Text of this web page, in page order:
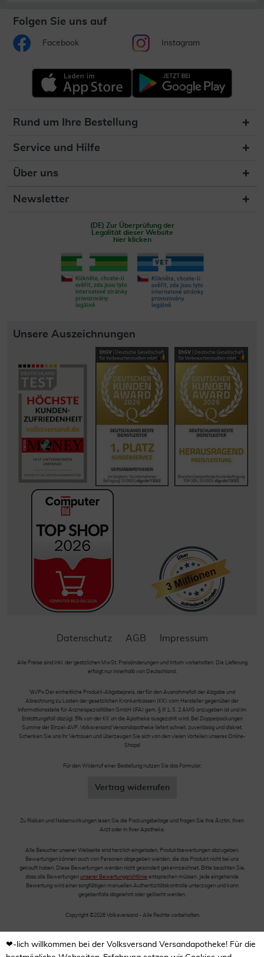
Folgen Sie uns auf
Facebook Instagram
Rund um Ihre Bestellung
Service und Hilfe
Über uns
Newsletter
(DE) Zur Überprüfung der
Legalität dieser Website
hier klicken
Unsere Auszeichnungen
Datenschutz AGB Impressum
Alle Preise sind inkl. der gestzlichen MwSt. Preisänderungen und Irrtum vorbehalten. Die Lieferung
erfolgt nur innerhalb von Deutschland.
*AVP= Der einheitliche Produkt-Abgabepreis, der für den Ausnahmefall der Abgabe und
Abrechnung zu Lasten der gesetzlichen Krankenkassen (KK) vom Hersteller gegenüber der
Informationsstelle für Arzneispezialitäten GmbH (IFA) gem. § III 1, S. 2 AMG anzugeben ist und im
Erstattungsfall abzügl. 5% von der KK an die Apotheke ausgezahlt wird. Bei Doppelpackungen
Summe der Einzel-AVP. Volksversand Versandapotheke liefert schnell, zuverlässig und diskret.
Schenken Sie uns Ihr Vertrauen und überzeugen Sie sich von den vielen Vorteilen unseres Online-
Shops!
Für den Widerruf einer Bestellung nutzen Sie das Formular:
Vertrag widerrufen
Zu Risiken und Nebenwirkungen lesen Sie die Packungsbeilage und fragen Sie Ihre Ärztin, Ihren
Arzt oder in Ihrer Apotheke.
Alle Besucher unserer Webseite sind herzlich eingeladen, Produktbewertungen abzugeben.
Bewertungen können auch von Personen abgegeben werden, die das Produkt nicht bei uns
gekauft haben. Diese Bewertungen werden nicht gesondert gekennzeichnet. Bitte beachten Sie,
dass alle Bewertungen unserer Bewertungsrichtlinie entsprechen müssen. Jede eingehende
Bewertung wird einer sorgfältigen manuellen Authentizitätskontrolle unterzogen und kann
gegebenfalls abgelehnt oder gelöscht werden.
Copyright ©2026 Volksversand - Alle Rechte vorbehalten
❤-lich willkommen bei der Volksversand Versandapotheke! Für die